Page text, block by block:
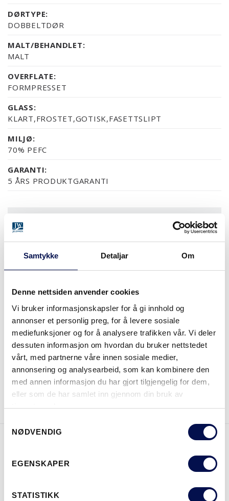
Samtykke Detaljar Om
Denne nettsiden anvender cookies
Vi bruker informasjonskapsler for å gi innhold og
annonser et personlig preg, for å levere sosiale
mediefunksjoner og for å analysere trafikken vår. Vi deler
dessuten informasjon om hvordan du bruker nettstedet
vårt, med partnerne våre innen sosiale medier,
annonsering og analysearbeid, som kan kombinere den
med annen informasjon du har gjort tilgjengelig for dem,
eller som de har samlet inn gjennom din bruk av
tjenestene deres.
Selection
NØDVENDIG
EGENSKAPER
STATISTIKK
DØRTYPE:
DOBBELTDØR
MALT/BEHANDLET:
MALT
OVERFLATE:
FORMPRESSET
GLASS:
KLART,FROSTET,GOTISK,FASETTSLIPT
MILJØ:
70% PEFC
GARANTI:
5 ÅRS PRODUKTGARANTI
OVERFLATER (5)
NCS S0502-YNCS S0500-NRAL 9010NESTEN ALLE NCS S OG
HVOR KAN MAN KJØPE
LAST NED BROSJYRE KONTAKT OSS